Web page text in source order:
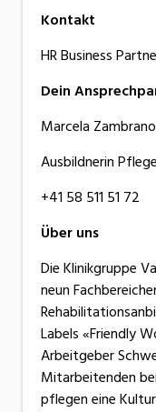
Kontakt
HR Business
Dein
Marcela Zambrano
Ausbildnerin Pflege
+41 58 511 51 72
Über uns
Die Klinikgruppe
neun
Labels «Friendly
Arbeitgeber
Mitarbeitenden
pflegen eine